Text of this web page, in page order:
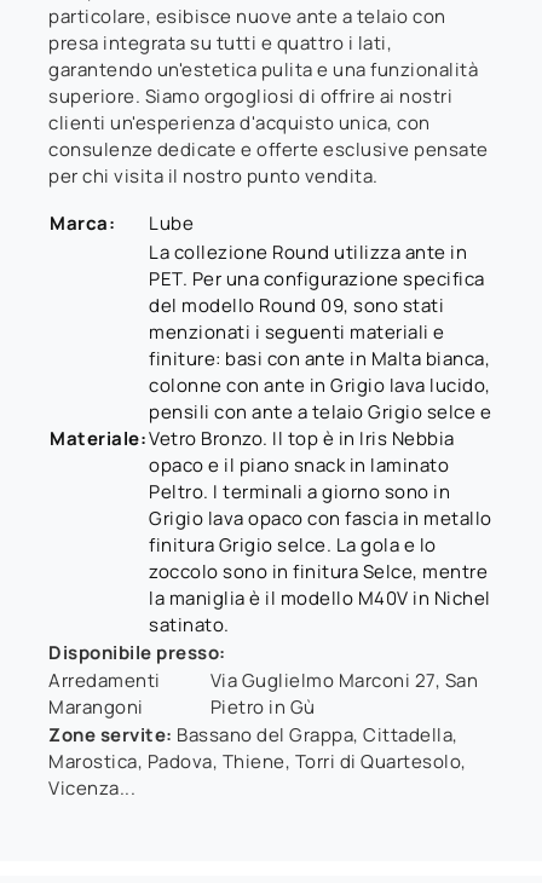
particolare, esibisce nuove ante a telaio con
presa integrata su tutti e quattro i lati,
garantendo un'estetica pulita e una funzionalità
superiore. Siamo orgogliosi di offrire ai nostri
clienti un'esperienza d'acquisto unica, con
consulenze dedicate e offerte esclusive pensate
per chi visita il nostro punto vendita.
Marca:
Lube
Materiale:
La collezione Round utilizza ante in
PET. Per una configurazione specifica
del modello Round 09, sono stati
menzionati i seguenti materiali e
finiture: basi con ante in Malta bianca,
colonne con ante in Grigio lava lucido,
pensili con ante a telaio Grigio selce e
Vetro Bronzo. Il top è in Iris Nebbia
opaco e il piano snack in laminato
Peltro. I terminali a giorno sono in
Grigio lava opaco con fascia in metallo
finitura Grigio selce. La gola e lo
zoccolo sono in finitura Selce, mentre
la maniglia è il modello M40V in Nichel
satinato.
Disponibile presso:
Arredamenti
Marangoni
Via Guglielmo Marconi 27, San
Pietro in Gù
Zone servite: Bassano del Grappa, Cittadella,
Marostica, Padova, Thiene, Torri di Quartesolo,
Vicenza...